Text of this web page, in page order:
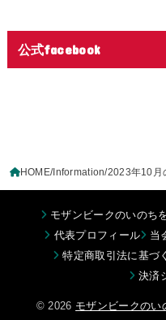
公式facebook
HOME Information 2023年10月
モザンビークのいのち
代表プロフィール
当
特定商取引法に基づ
決済
© 2026 モザンビークの